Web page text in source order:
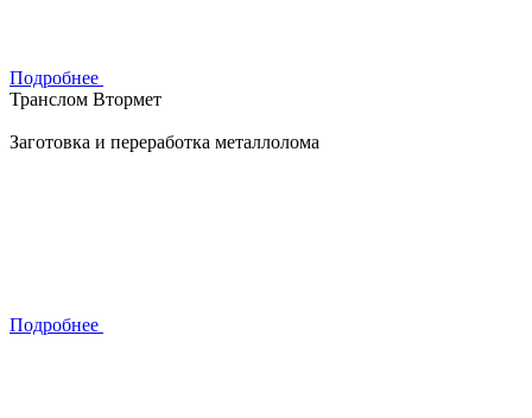
Подробнее
Транслом Втормет
Заготовка и переработка металлолома
Подробнее